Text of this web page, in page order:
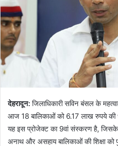
देहरादून:जिलाधिकारी सविन बंसल के
आज 18 बालिकाओं को 6.17 लाख रुपये की
यह इस प्रोजेक्ट का 9वां संस्करण है,
अनाथ और असहाय बालिकाओं की शिक्षा को